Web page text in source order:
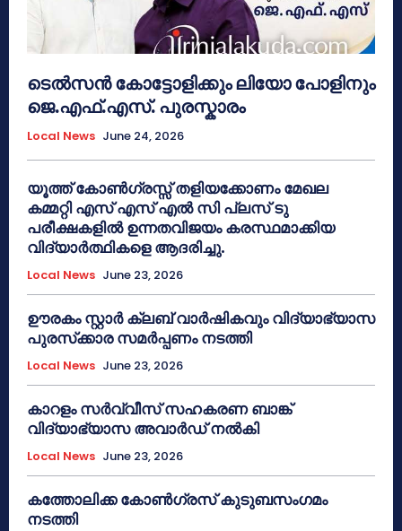
ടെൽസൻ കോട്ടോളിക്കും ലിയോ പോളിനും
ജെ.എഫ്.എസ്. പുരസ്കാരം
Local News June 24, 2026
യൂത്ത് കോൺഗ്രസ്സ് തളിയക്കോണം മേഖല
കമ്മറ്റി എസ് എസ് എൽ സി പ്ലസ് ടു
പരീക്ഷകളിൽ ഉന്നതവിജയം കരസ്ഥമാക്കിയ
വിദ്യാർത്ഥികളെ ആദരിച്ചു.
Local News June 23, 2026
ഊരകം സ്റ്റാർ ക്ലബ് വാർഷികവും വിദ്യാഭ്യാസ
പുരസ്‌ക്കാര സമർപ്പണം നടത്തി
Local News June 23, 2026
കാറളം സർവ്വീസ് സഹകരണ ബാങ്ക്
വിദ്യാഭ്യാസ അവാർഡ് നൽകി
Local News June 23, 2026
കത്തോലിക്ക കോൺഗ്രസ് കുടുബസംഗമം
നടത്തി